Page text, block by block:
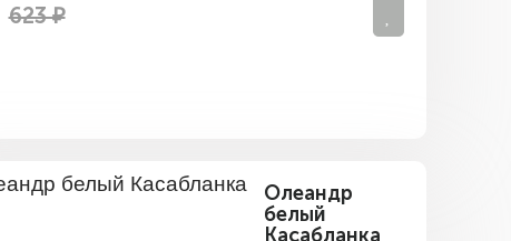
623 ₽
Олеандр
белый
Касабланка